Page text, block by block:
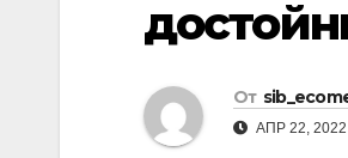
От
АПР 22, 2022